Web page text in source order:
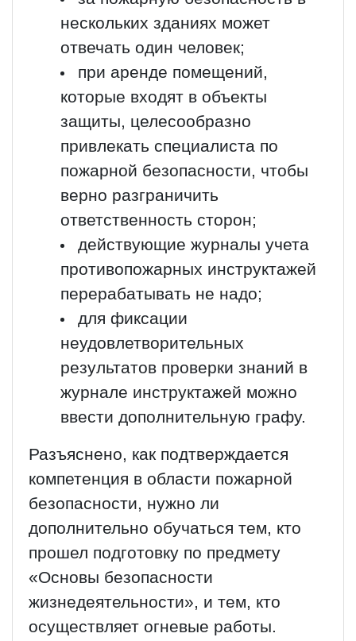
нескольких зданиях может
отвечать один человек;
при аренде помещений,
которые входят в объекты
защиты, целесообразно
привлекать специалиста по
пожарной безопасности, чтобы
верно разграничить
ответственность сторон;
действующие журналы учета
противопожарных инструктажей
перерабатывать не надо;
для фиксации
неудовлетворительных
результатов проверки знаний в
журнале инструктажей можно
ввести дополнительную графу.
Разъяснено, как подтверждается
компетенция в области пожарной
безопасности, нужно ли
дополнительно обучаться тем, кто
прошел подготовку по предмету
«Основы безопасности
жизнедеятельности», и тем, кто
осуществляет огневые работы.